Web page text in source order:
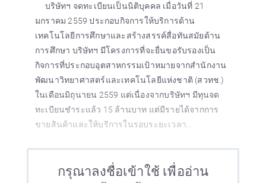
บริษัทฯ จดทะเบียนเป็นนิติบุคคล เมื่อวันที่ 21
มกราคม 2559 ประกอบกิจการให้บริการด้าน
เทคโนโลยีการศึกษาและสร้างสรรค์สื่อทันสมัยด้าน
การศึกษา บริษัทฯ มีโครงการที่จะยื่นขอรับรองเป็น
กิจการที่ประกอบอุตสาหกรรมเป้าหมายจากสำนักงาน
พัฒนาวิทยาศาสตร์และเทคโนโลยีแห่งชาติ (สวทช.)
ในเดือนมิถุนายน 2559 แต่เนื่องจากบริษัทฯ มีทุนจด
ทะเบียนชำระแล้ว 15 ล้านบาท แต่มีรายได้จากการ
ขายสินค้าและให้บริการในรอบระยะเวลา...
กรุณาลงชื่อเข้าใช้ เพื่ออ่าน